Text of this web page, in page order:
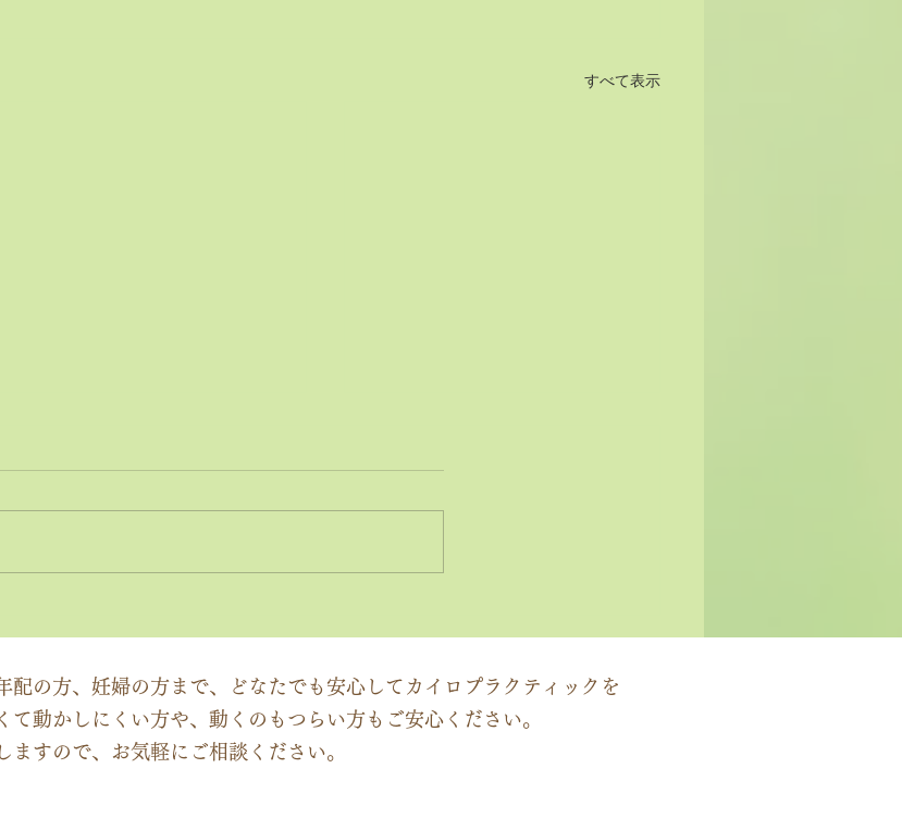
すべて表示
脳のコミュニケーションを円
ーチする」カイロプラクティ
配の方、妊婦の方まで、どなたでも安心してカイロプラクティックを
て動かしにくい方や、動くのもつらい方もご安心ください。
すので、お気軽にご相談ください。